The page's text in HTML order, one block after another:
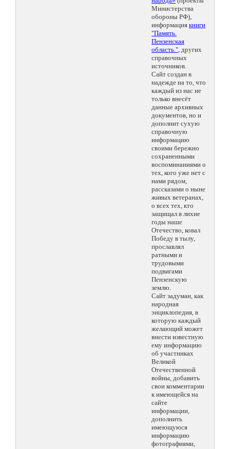
Министерства
обороны РФ),
информация книги
"Память.
Пензенская
область.", других
справочных
источников.
Сайт создан в
надежде на то, что
каждый из нас не
только внесёт
данные архивных
документов, но и
дополнит сухую
справочную
информацию
своими бережно
сохраненными
воспоминаниями о
тех, кого уже нет с
нами рядом,
рассказами о ныне
живых ветеранах,
о всех тех, кто
защищал в лихие
годы наше
Отечество, ковал
Победу в тылу,
прославлял
ратными и
трудовыми
подвигами
Пензенскую
землю.
Сайт задуман, как
народная
энциклопедия, в
которую каждый
желающий может
внести известную
ему информацию
об участниках
Великой
Отечественной
войны, добавить
свои комментарии
к имеющейся на
сайте
информации,
дополнить
имеющуюся
информацию
фотографиями,